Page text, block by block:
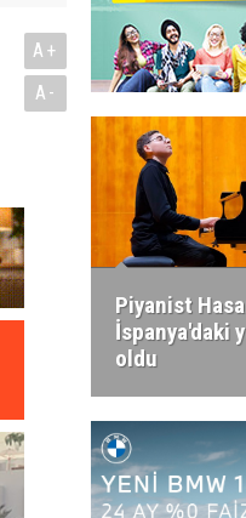
A+
A-
Piyanist
İspanya'daki
oldu